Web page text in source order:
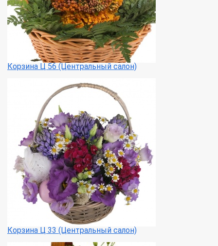
Корзина Ц 56 (Центральный салон)
Корзина Ц 33 (Центральный салон)